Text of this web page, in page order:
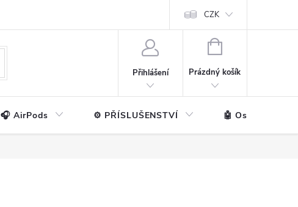
CZK
Přihlášení
NÁKUPNÍ
Prázdný košík
🎧 AirPods ⚙️ PŘÍSLUŠENSTVÍ 🤖 Ostatní